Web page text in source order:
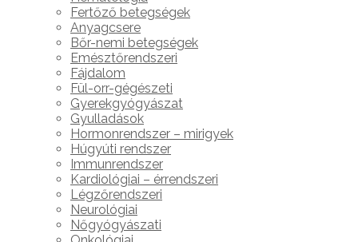
Fertőző betegségek
Anyagcsere
Bőr-nemi betegségek
Emésztőrendszeri
Fájdalom
Fül-orr-gégészeti
Gyerekgyógyászat
Gyulladások
Hormonrendszer – mirigyek
Húgyúti rendszer
Immunrendszer
Kardiológiai – érrendszeri
Légzőrendszeri
Neurológiai
Nőgyógyászati